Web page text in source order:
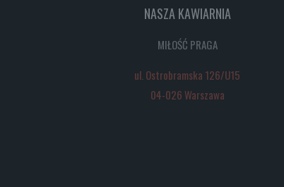
NASZA KAWIARNIA
MIŁOŚĆ PRAGA
ul. Ostrobramska 126/U15
04-026 Warszawa